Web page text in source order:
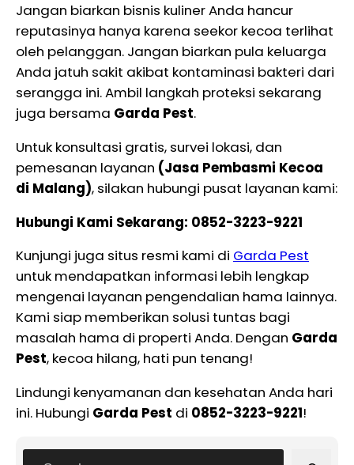
Jangan biarkan bisnis kuliner Anda hancur
reputasinya hanya karena seekor kecoa terlihat
oleh pelanggan. Jangan biarkan pula keluarga
Anda jatuh sakit akibat kontaminasi bakteri dari
serangga ini. Ambil langkah proteksi sekarang
juga bersama Garda Pest.
Untuk konsultasi gratis, survei lokasi, dan
pemesanan layanan (Jasa Pembasmi Kecoa
di Malang), silakan hubungi pusat layanan kami:
Hubungi Kami Sekarang: 0852-3223-9221
Kunjungi juga situs resmi kami di Garda Pest
untuk mendapatkan informasi lebih lengkap
mengenai layanan pengendalian hama lainnya.
Kami siap memberikan solusi tuntas bagi
masalah hama di properti Anda. Dengan Garda
Pest, kecoa hilang, hati pun tenang!
Lindungi kenyamanan dan kesehatan Anda hari
ini. Hubungi Garda Pest di 0852-3223-9221!